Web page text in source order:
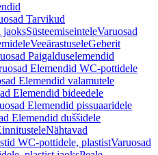
Tarvikud
jaoksSüsteemiseinteleVaruosad
VeeärastuseleGeberit
Paigalduselemendid
Elemendid WC-pottidele
Elemendid valamutele
Elemendid bideedele
Elemendid pissuaaridele
Elemendid duššidele
Nähtavad
WC-pottidele, plastistVaruosad